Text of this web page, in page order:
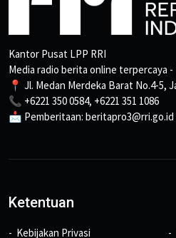
Kantor Pusat LPP RRI
Media radio berita online terpercaya -
📍 Jl. Medan Merdeka Barat No.4-5,
📞 +6221 350 0584, +6221 351 1086
📩 Pemberitaan: beritapro3@rri.go.id
Ketentuan
Kebijakan Privasi